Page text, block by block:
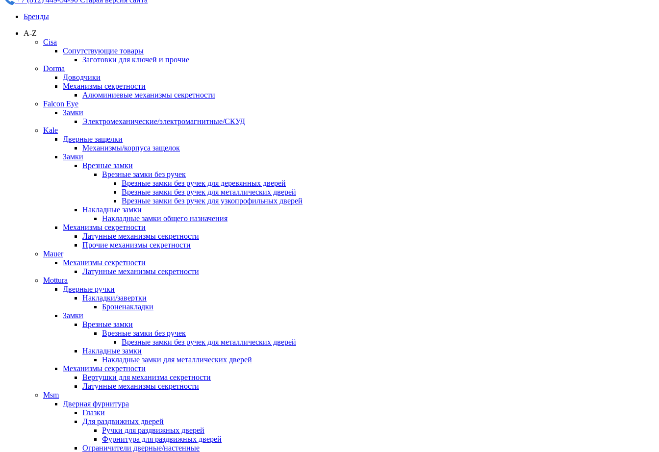
Бренды
A-Z
Cisa
Сопутствующие товары
Заготовки для ключей и прочие
Dorma
Доводчики
Механизмы секретности
Алюминиевые механизмы секретности
Falcon Eye
Замки
Электромеханические/электромагнитные/СКУД
Kale
Дверные защелки
Механизмы/корпуса защелок
Замки
Врезные замки
Врезные замки без ручек
Врезные замки без ручек для деревянных дверей
Врезные замки без ручек для металлических дверей
Врезные замки без ручек для узкопрофильных дверей
Накладные замки
Накладные замки общего назначения
Механизмы секретности
Латунные механизмы секретности
Прочие механизмы секретности
Mauer
Механизмы секретности
Латунные механизмы секретности
Mottura
Дверные ручки
Накладки/завертки
Броненакладки
Замки
Врезные замки
Врезные замки без ручек
Врезные замки без ручек для металлических дверей
Накладные замки
Накладные замки для металлических дверей
Механизмы секретности
Вертушки для механизма секретности
Латунные механизмы секретности
Msm
Дверная фурнитура
Глазки
Для раздвижных дверей
Ручки для раздвижных дверей
Фурнитура для раздвижных дверей
Ограничители дверные/настенные